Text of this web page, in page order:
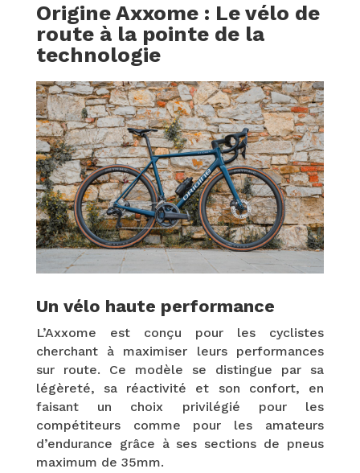
Origine Axxome : Le vélo de
route à la pointe de la
technologie
Un vélo haute performance
L’Axxome est conçu pour les cyclistes
cherchant à maximiser leurs performances
sur route. Ce modèle se distingue par sa
légèreté, sa réactivité et son confort, en
faisant un choix privilégié pour les
compétiteurs comme pour les amateurs
d’endurance grâce à ses sections de pneus
maximum de 35mm.